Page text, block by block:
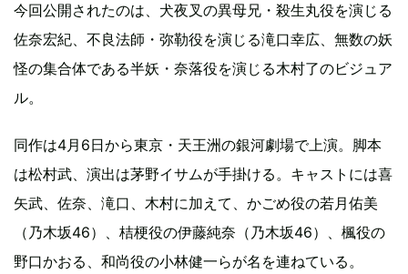
今回公開されたのは、犬夜叉の異母兄・殺生丸役を演じる
佐奈宏紀、不良法師・弥勒役を演じる滝口幸広、無数の妖
怪の集合体である半妖・奈落役を演じる木村了のビジュア
ル。
同作は4月6日から東京・天王洲の銀河劇場で上演。脚本
は松村武、演出は茅野イサムが手掛ける。キャストには喜
矢武、佐奈、滝口、木村に加えて、かごめ役の若月佑美
（乃木坂46）、桔梗役の伊藤純奈（乃木坂46）、楓役の
野口かおる、和尚役の小林健一らが名を連ねている。